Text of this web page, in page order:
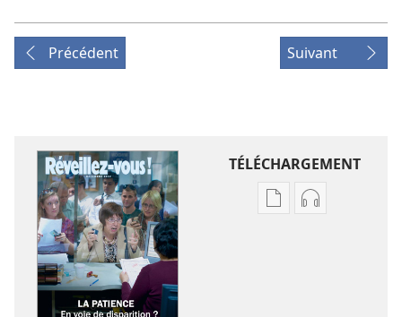
Précédent Suivant
TÉLÉCHARGEMENT
OptionsOptions